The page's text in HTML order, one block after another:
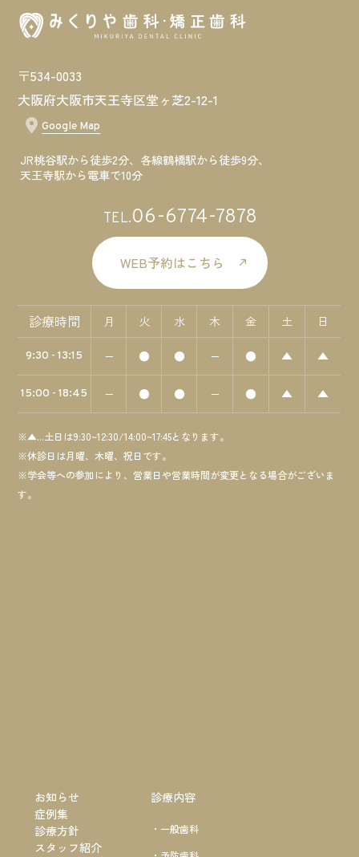
〒534-0033
大阪府大阪市天王寺区堂ヶ芝2-12-1
Google Map
JR桃谷駅から徒歩2分、各線鶴橋駅から徒歩9分、
天王寺駅から電車で10分
TEL.06-6774-7878
WEB予約はこちら
診療時間 月 火 水 木 金 土 日
9:30 - 13:15 − ● ● − ● ▲ ▲
15:00 - 18:45 − ● ● − ● ▲ ▲
※▲...土日は9:30~12:30/14:00~17:45となります。
※休診日は月曜、木曜、祝日です。
※学会等への参加により、営業日や営業時間が変更となる場合がございま
す。
お知らせ
症例集
診療方針
診療内容
・一般歯科
スタッフ紹介